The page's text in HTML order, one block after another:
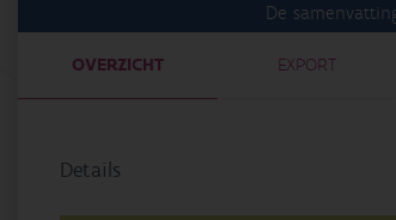
De
OVERZICHT EXPORT
Details